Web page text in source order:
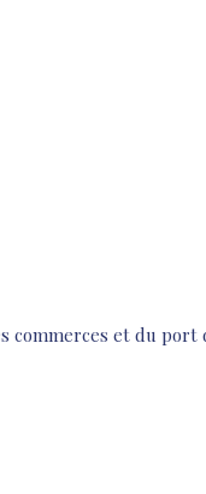
commerces et du port